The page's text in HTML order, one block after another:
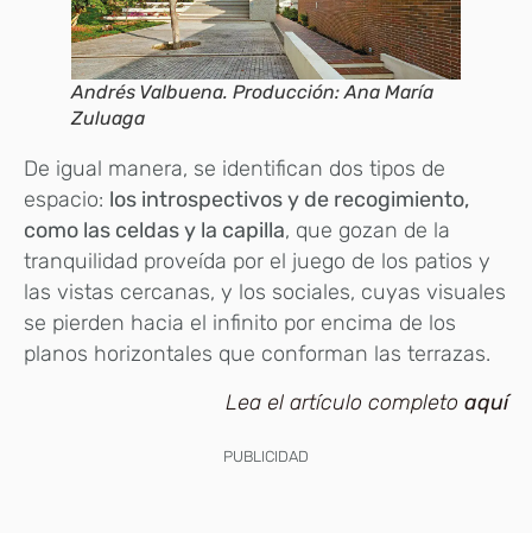
Andrés Valbuena. Producción: Ana María
Zuluaga
De igual manera, se identifican dos tipos de
espacio: los introspectivos y de recogimiento,
como las celdas y la capilla, que gozan de la
tranquilidad proveída por el juego de los patios y
las vistas cercanas, y los sociales, cuyas visuales
se pierden hacia el infinito por encima de los
planos horizontales que conforman las terrazas.
Lea el artículo completo aquí
PUBLICIDAD